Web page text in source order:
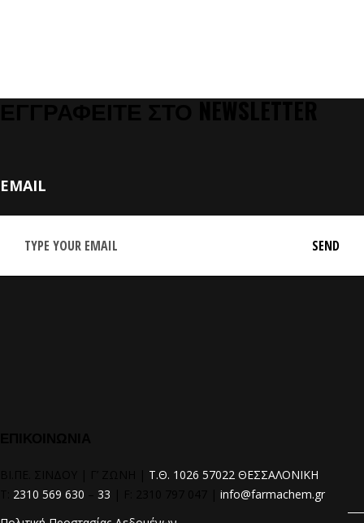
ΕΓΓΡΑΦΕΙΤΕ ΣΤΟ NEWSLETTER
EMAIL
Τ.Θ. 1026 57022 ΘΕΣΣΑΛΟΝΙΚΗ
2310 569 630 33
info@farmachem.gr